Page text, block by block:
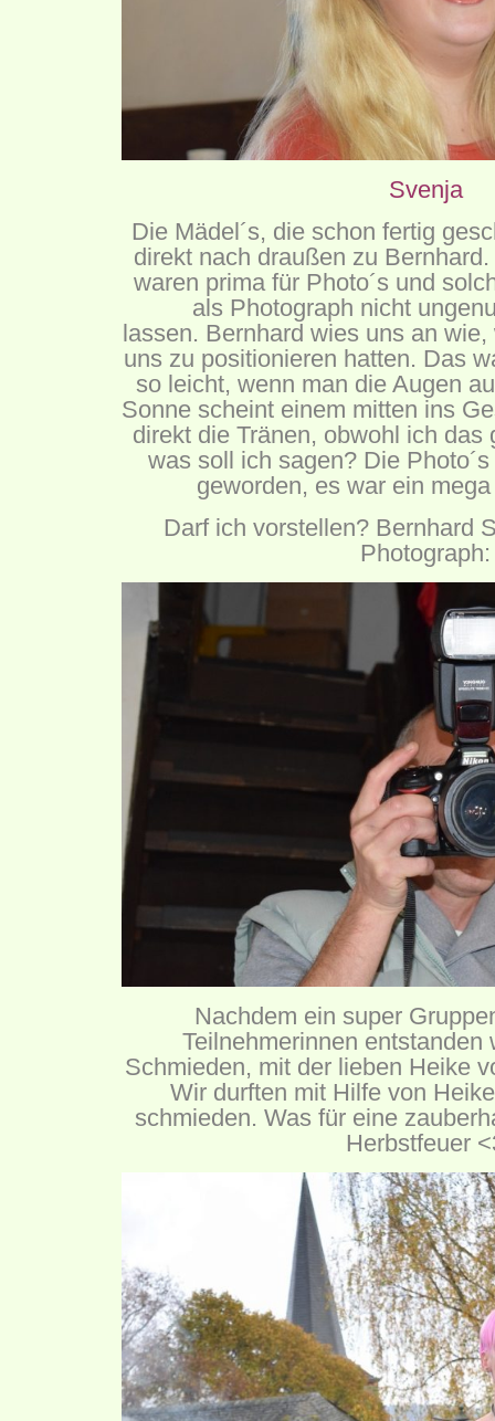
Svenja
Die Mädel´s, die schon fertig
direkt nach draußen zu
waren prima für Photo´s und
als Photograph nicht
lassen. Bernhard wies uns an
uns zu positionieren hatten. Das
so leicht, wenn man die Augen
Sonne scheint einem mitten ins
direkt die Tränen, obwohl ich das
was soll ich sagen? Die
geworden, es war ein
Darf ich vorstellen? Bernhard
Photograph:
Nachdem ein super
Teilnehmerinnen entstanden
Schmieden, mit der lieben Heike
Wir durften mit Hilfe von
schmieden. Was für eine
Herbstfeuer